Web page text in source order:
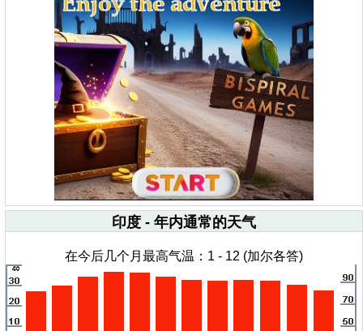
印度 - 年内通常的天气
在今后几个月最高气温：1 - 12 (加尔各答)